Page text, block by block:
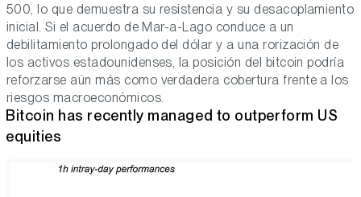
500, lo que demuestra su resistencia y su desacoplamiento
inicial. Si el acuerdo de Mar-a-Lago conduce a un
debilitamiento prolongado del dólar y a una rorización de
los activos estadounidenses, la posición del bitcoin podría
reforzarse aún más como verdadera cobertura frente a los
riesgos macroeconómicos.
Bitcoin has recently managed to outperform US
equities